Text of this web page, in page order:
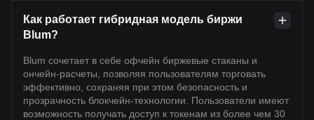
Как работает гибридная модель биржи
Blum?
Blum сочетает в себе офчейн биржевые стаканы и
ончейн-расчеты, позволяя пользователям торговать
эффективно, сохраняя при этом безопасность и
прозрачность блокчейн-технологии. Пользователи имеют
возможность получать доступ к токенам из более чем 30